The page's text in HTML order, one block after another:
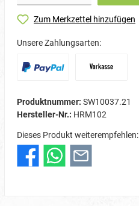
Zum Merkzettel hinzufügen
Unsere Zahlungsarten:
Produktnummer: SW10037.21
Hersteller-Nr.: HRM102
Dieses Produkt weiterempfehlen: